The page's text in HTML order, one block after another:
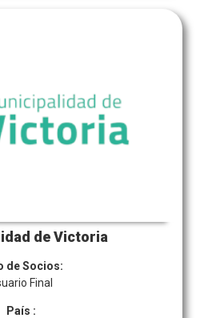
de Victoria
de Socios:
Final
País :